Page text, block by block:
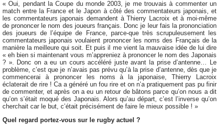
« Oui, pendant la Coupe du monde 2003, je me trouvais à commenter un
match entre la France et le Japon à côté des commentateurs japonais, et
les commentateurs japonais demandent à Thierry Lacroix et à moi-même
de prononcer le nom des joueurs français. Donc je leur fais la prononciation
des joueurs de l’équipe de France, parce-que très scrupuleusement les
commentateurs japonais voulaient prononcer les noms des Français de la
manière la meilleure qui soit. Et puis il me vient la mauvaise idée de lui dire
« eh bien si maintenant vous m’appreniez à prononcer le nom des Japonais
? ». Donc on a eu un cours accéléré juste avant la prise d’antenne… Le
problème, c’est que je n’avais pas prévu qu’à la prise d’antenne, dès que je
commencerai à prononcer les noms à la japonaise, Thierry Lacroix
éclaterait de rire ! Ca a généré un fou rire et on n’a pratiquement pas pu finir
de commenter, et après on a eu un retour de bâtons parce qu’on nous a dit
qu’on s’était moqué des Japonais. Alors qu’au départ, c’est l’inverse qu’on
cherchait car le but, c’était précisément de faire le mieux possible ! »
Quel regard portez-vous sur le rugby actuel ?